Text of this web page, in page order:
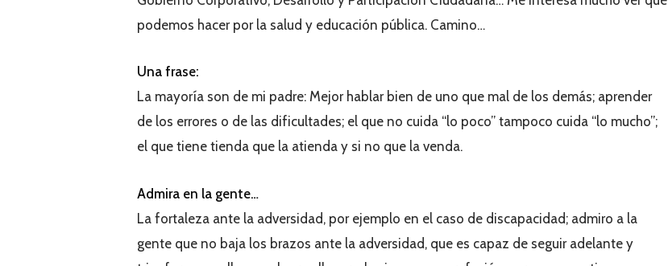
podemos hacer por la salud y educación pública. Camino…
Una frase:
La mayoría son de mi padre: Mejor hablar bien de uno que mal de los demás; aprender
de los errores o de las dificultades; el que no cuida “lo poco” tampoco cuida “lo mucho”;
el que tiene tienda que la atienda y si no que la venda.
Admira en la gente…
La fortaleza ante la adversidad, por ejemplo en el caso de discapacidad; admiro a la
gente que no baja los brazos ante la adversidad, que es capaz de seguir adelante y